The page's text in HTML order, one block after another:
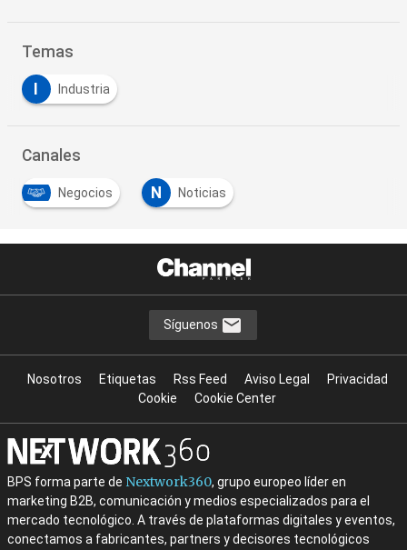
Temas
Industria
Canales
Negocios N Noticias
Síguenos
Nosotros Etiquetas Rss Feed Aviso Legal
Privacidad
Cookie
Cookie Center
BPS forma parte de Nextwork360, grupo europeo líder en
marketing B2B, comunicación y medios especializados para el
mercado tecnológico. A través de plataformas digitales y eventos,
conectamos a fabricantes, partners y decisores tecnológicos